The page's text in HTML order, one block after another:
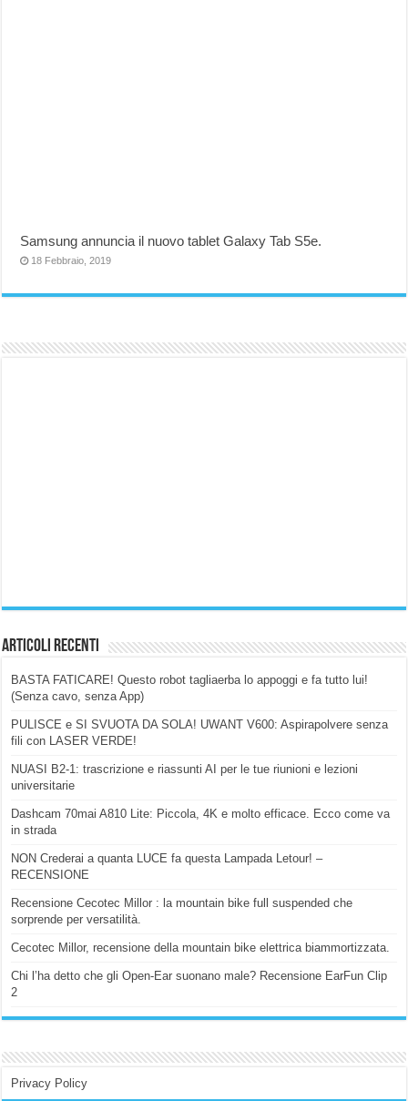
Samsung annuncia il nuovo tablet Galaxy Tab S5e.
18 Febbraio, 2019
Articoli Recenti
BASTA FATICARE! Questo robot tagliaerba lo appoggi e fa tutto lui!
(Senza cavo, senza App)
PULISCE e SI SVUOTA DA SOLA! UWANT V600: Aspirapolvere senza
fili con LASER VERDE!
NUASI B2-1: trascrizione e riassunti AI per le tue riunioni e lezioni
universitarie
Dashcam 70mai A810 Lite: Piccola, 4K e molto efficace. Ecco come va
in strada
NON Crederai a quanta LUCE fa questa Lampada Letour! –
RECENSIONE
Recensione Cecotec Millor : la mountain bike full suspended che
sorprende per versatilità.
Cecotec Millor, recensione della mountain bike elettrica biammortizzata.
Chi l’ha detto che gli Open-Ear suonano male? Recensione EarFun Clip
2
Privacy Policy